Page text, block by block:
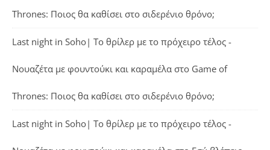
Thrones: Ποιος θα καθίσει στο σιδερένιο θρόνο;
Last night in Soho| Το θρίλερ με το πρόχειρο τέλος -
Νουαζέτα με φουντούκι και καραμέλα στο Game of
Thrones: Ποιος θα καθίσει στο σιδερένιο θρόνο;
Last night in Soho| Το θρίλερ με το πρόχειρο τέλος -